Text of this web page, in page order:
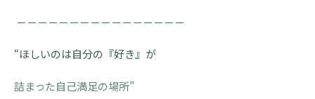
－－－－－－－－－－－－－－－－
“ほしいのは自分の『好き』が
詰まった自己満足の場所”